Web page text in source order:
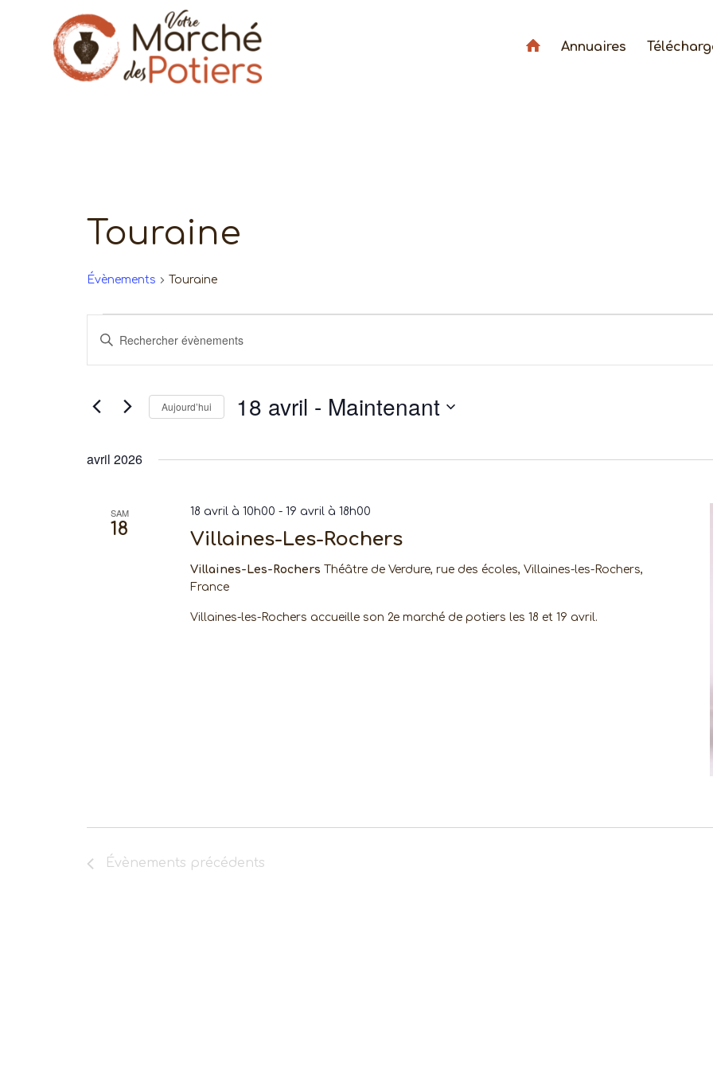
Annuaires
Touraine
Évènements Touraine
Évènements
Recherche
de
Évènements
Saisir
Évènements
clé.
Aujourd’hui 18 avril - Maintenant
avril 2026
SAM
18 Villaines-Les-Rochers
18 avril à 10h00 -19 avril à 18h00
Villaines-Les-Rochers Théâtre de Verdure, rue des écoles, Villaines-les-Rochers,
France
Villaines-les-Rochers accueille son 2e marché de potiers les 18 et 19 avril.
Évènements précédents